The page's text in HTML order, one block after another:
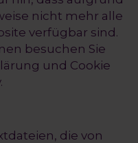
nicht mehr alle
verfügbar sind.
besuchen Sie
und Cookie
die von